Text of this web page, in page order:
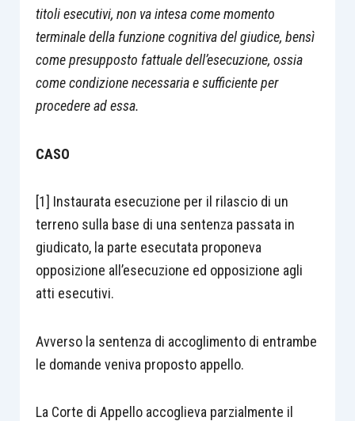
titoli esecutivi, non va intesa come momento
terminale della funzione cognitiva del giudice, bensì
come presupposto fattuale dell’esecuzione, ossia
come condizione necessaria e sufficiente per
procedere ad essa.
CASO
[1] Instaurata esecuzione per il rilascio di un
terreno sulla base di una sentenza passata in
giudicato, la parte esecutata proponeva
opposizione all’esecuzione ed opposizione agli
atti esecutivi.
Avverso la sentenza di accoglimento di entrambe
le domande veniva proposto appello.
La Corte di Appello accoglieva parzialmente il